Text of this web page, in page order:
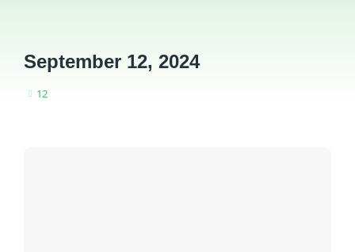
September 12, 2024
You are here:
12